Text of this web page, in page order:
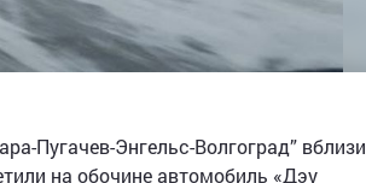
Пугачев-Энгельс-Волгоград” вблизи
на обочине автомобиль «Дэу